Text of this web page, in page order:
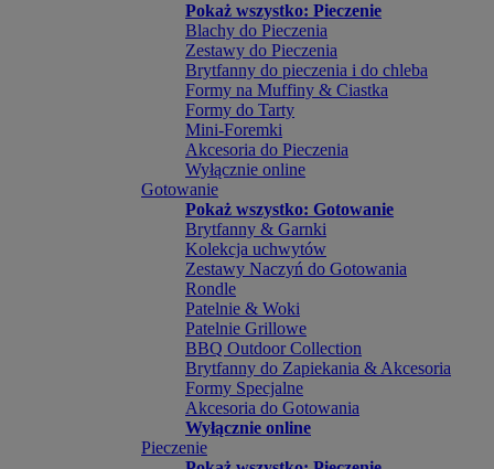
Pokaż wszystko: Pieczenie
Blachy do Pieczenia
Zestawy do Pieczenia
Brytfanny do pieczenia i do chleba
Formy na Muffiny & Ciastka
Formy do Tarty
Mini-Foremki
Akcesoria do Pieczenia
Wyłącznie online
Gotowanie
Pokaż wszystko: Gotowanie
Brytfanny & Garnki
Kolekcja uchwytów
Zestawy Naczyń do Gotowania
Rondle
Patelnie & Woki
Patelnie Grillowe
BBQ Outdoor Collection
Brytfanny do Zapiekania & Akcesoria
Formy Specjalne
Akcesoria do Gotowania
Wyłącznie online
Pieczenie